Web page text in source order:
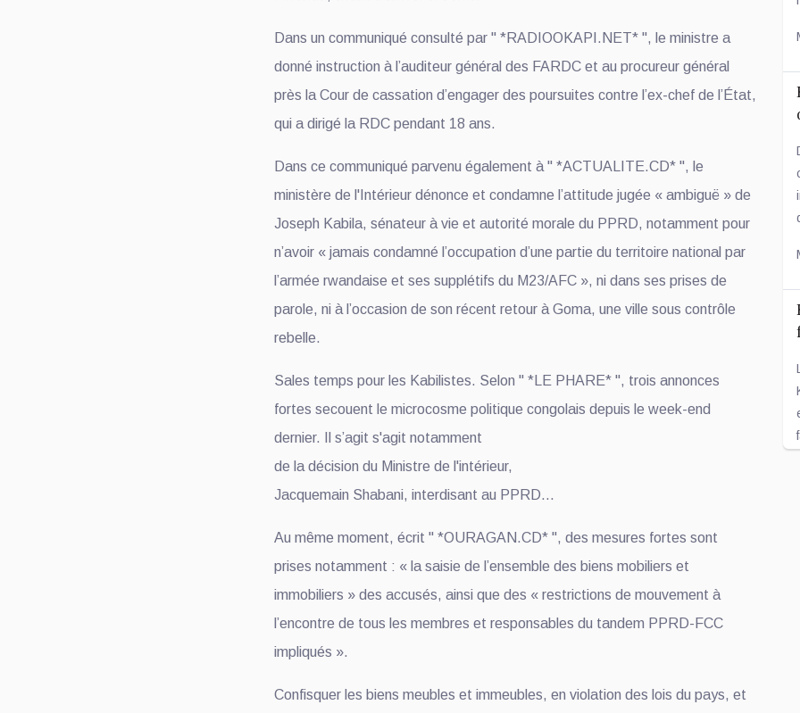
Dans un communiqué consulté par " *RADIOOKAPI.NET* ", le ministre a
donné instruction à l’auditeur général des FARDC et au procureur général
près la Cour de cassation d’engager des poursuites contre l’ex-chef de l’État,
qui a dirigé la RDC pendant 18 ans.
Dans ce communiqué parvenu également à " *ACTUALITE.CD* ", le
ministère de l'Intérieur dénonce et condamne l’attitude jugée « ambiguë » de
Joseph Kabila, sénateur à vie et autorité morale du PPRD, notamment pour
n’avoir « jamais condamné l’occupation d’une partie du territoire national par
l’armée rwandaise et ses supplétifs du M23/AFC », ni dans ses prises de
parole, ni à l’occasion de son récent retour à Goma, une ville sous contrôle
rebelle.
Sales temps pour les Kabilistes. Selon " *LE PHARE* ", trois annonces
fortes secouent le microcosme politique congolais depuis le week-end
dernier. Il s’agit s'agit notamment
de la décision du Ministre de l'intérieur,
Jacquemain Shabani, interdisant au PPRD...
Au même moment, écrit " *OURAGAN.CD* ", des mesures fortes sont
prises notamment : « la saisie de l’ensemble des biens mobiliers et
immobiliers » des accusés, ainsi que des « restrictions de mouvement à
l’encontre de tous les membres et responsables du tandem PPRD-FCC
impliqués ».
Confisquer les biens meubles et immeubles, en violation des lois du pays, et